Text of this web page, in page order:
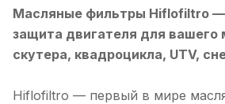
Масляные фильтры Hiflofiltro
защита двигателя для вашего
скутера, квадроцикла, UTV,
Hiflofiltro — первый в мире